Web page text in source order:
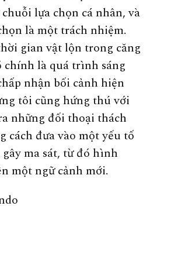
lựa chọn cá nhân, và
là một trách nhiệm.
gian vật lộn trong căng
chính là quá trình sáng
nhận bối cảnh hiện
tôi cũng hứng thú với
những đối thoại thách
cách đưa vào một yếu tố
ma sát, từ đó hình
một ngữ cảnh mới.